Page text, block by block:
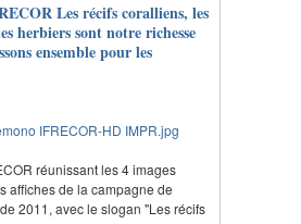
Les récifs coralliens, les
herbiers sont notre richesse
ensemble pour les
réunissant les 4 images
affiches de la campagne de
2011, avec le slogan "Les récifs